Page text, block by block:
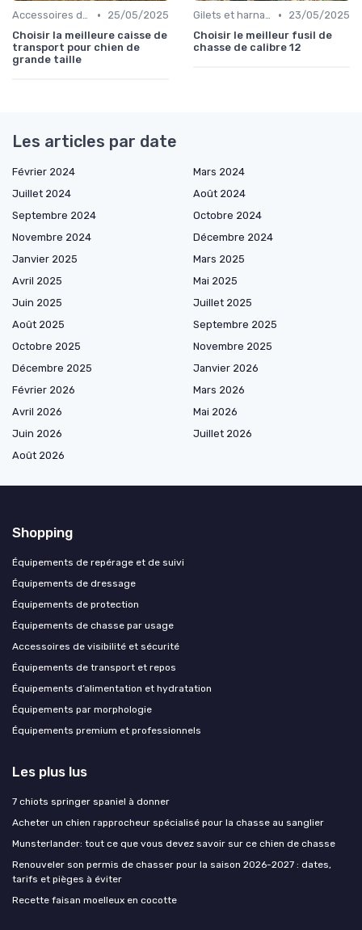
Accessoires de transport •
25/05/2025
Choisir la meilleure caisse de
transport pour chien de
grande taille
Gilets et harnais •
23/05/2025
Choisir le meilleur fusil de
chasse de calibre 12
Les articles par date
Février 2024
Mars 2024
Juillet 2024
Août 2024
Septembre 2024
Octobre 2024
Novembre 2024
Décembre 2024
Janvier 2025
Mars 2025
Avril 2025
Mai 2025
Juin 2025
Juillet 2025
Août 2025
Septembre 2025
Octobre 2025
Novembre 2025
Décembre 2025
Janvier 2026
Février 2026
Mars 2026
Avril 2026
Mai 2026
Juin 2026
Juillet 2026
Août 2026
Shopping
Équipements de repérage et de suivi
Équipements de dressage
Équipements de protection
Équipements de chasse par usage
Accessoires de visibilité et sécurité
Équipements de transport et repos
Équipements d’alimentation et hydratation
Équipements par morphologie
Équipements premium et professionnels
Les plus lus
7 chiots springer spaniel à donner
Acheter un chien rapprocheur spécialisé pour la chasse au sanglier
Munsterlander: tout ce que vous devez savoir sur ce chien de chasse
Renouveler son permis de chasser pour la saison 2026-2027 : dates,
tarifs et pièges à éviter
Recette faisan moelleux en cocotte